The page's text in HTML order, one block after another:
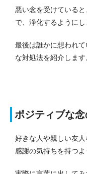
悪い念を受けている
で、浄化するようにし
最後は誰かに想われ
な対処法を紹介します
ポジティブな
好きな人や親しい友人
感謝の気持ちを持つよ